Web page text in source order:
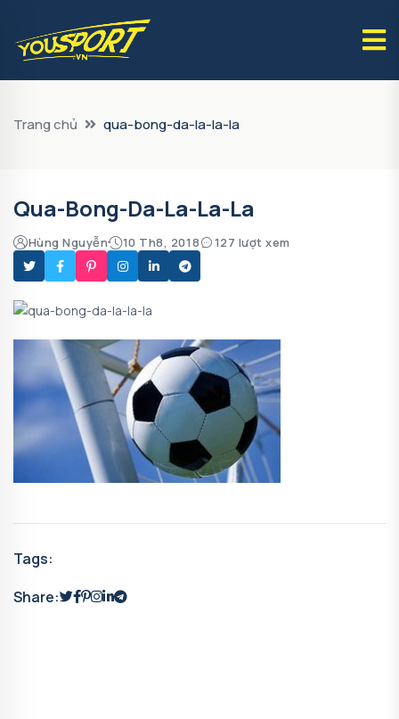
Trang chủ qua-bong-da-la-la-la
Qua-Bong-Da-La-La-La
Hùng Nguyễn 10 Th8, 2018 127 lượt xem
Tags:
Share: